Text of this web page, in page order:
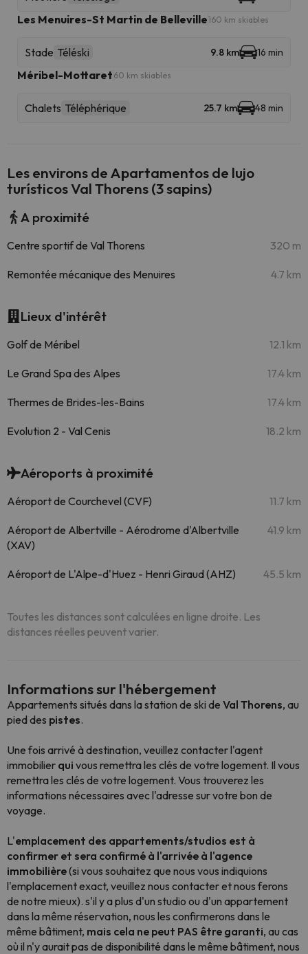
Les Menuires-St Martin de Belleville160 km skiables
Stade Téléski 9.8 km 16 min
Méribel-Mottaret 60 km skiables
Chalets Téléphérique 25.7 km 48 min
Les environs de Apartamentos de lujo
turísticos Val Thorens (3 sapins)
A proximité
Centre sportif de Val Thorens 320 m
Remontée mécanique des Menuires 4.7 km
Lieux d'intérêt
Golf de Méribel 12.1 km
Le Grand Spa des Alpes 17.4 km
Thermes de Brides-les-Bains 17.4 km
Evolution 2 - Val Cenis 18.2 km
Aéroports à proximité
Aéroport de Courchevel (CVF) 11.7 km
Aéroport de Albertville - Aérodrome d'Albertville
(XAV)
41.9 km
Aéroport de L'Alpe-d'Huez - Henri Giraud (AHZ) 45.5 km
Toutes les distances sont calculées en ligne droite. Les
distances réelles peuvent varier.
Informations sur l'hébergement
Appartements situés dans la station de ski de Val Thorens, au
pied des pistes.
Une fois arrivé à destination, veuillez contacter l'agent
immobilier qui vous remettra les clés de votre logement. Il vous
remettra les clés de votre logement. Vous trouverez les
informations nécessaires avec l'adresse sur votre bon de
voyage.
L'emplacement des appartements/studios est à
confirmer et sera confirmé à l'arrivée à l'agence
immobilière(si vous souhaitez que nous vous indiquions
l'emplacement exact, veuillez nous contacter et nous ferons
de notre mieux). s'il y a plus d'un studio ou d'un appartement
dans la même réservation, nous les confirmerons dans le
même bâtiment, mais cela ne peut PAS être garanti, au cas
où il n'y aurait pas de disponibilité dans le même bâtiment, nous